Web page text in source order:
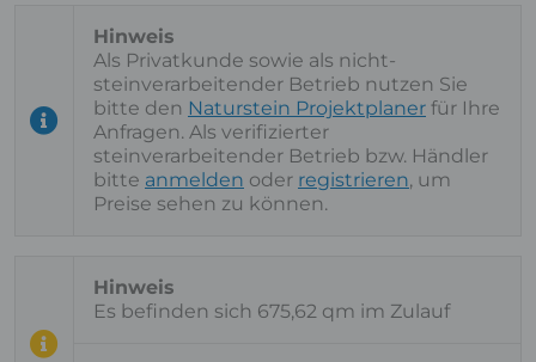
Als Privatkunde sowie als nicht-
steinverarbeitender Betrieb nutzen Sie
bitte den Naturstein Projektplaner für Ihre
Anfragen. Als verifizierter
steinverarbeitender Betrieb bzw. Händler
bitte anmelden oder registrieren, um
Preise sehen zu können.
Es befinden sich 675,62 qm im Zulauf